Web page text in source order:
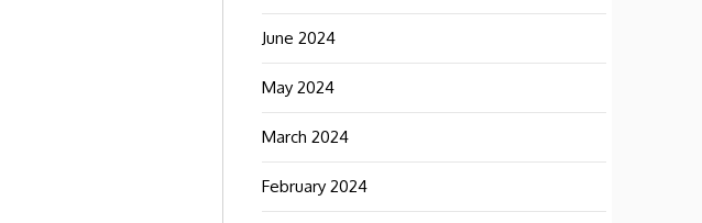
June 2024
May 2024
March 2024
February 2024